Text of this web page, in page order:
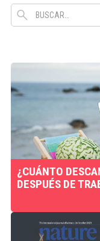
¿CUÁNTO
DESPUÉS DE